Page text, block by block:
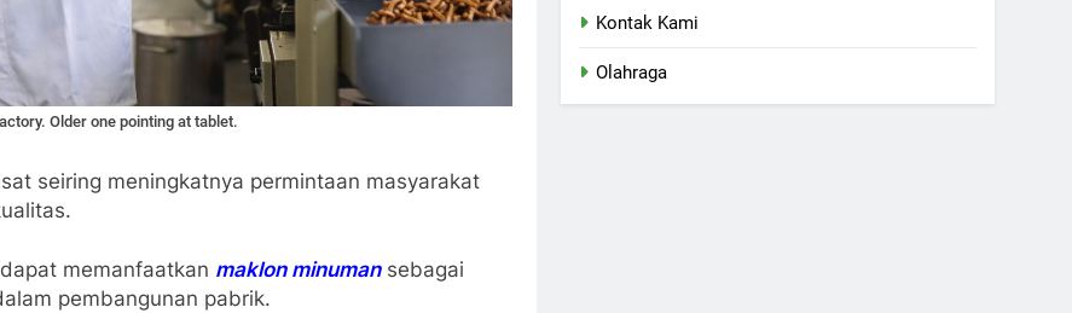
Older one pointing at tablet.
seiring meningkatnya permintaan masyarakat
memanfaatkan maklon minumansebagai
pembangunan pabrik.
Kontak Kami
Olahraga